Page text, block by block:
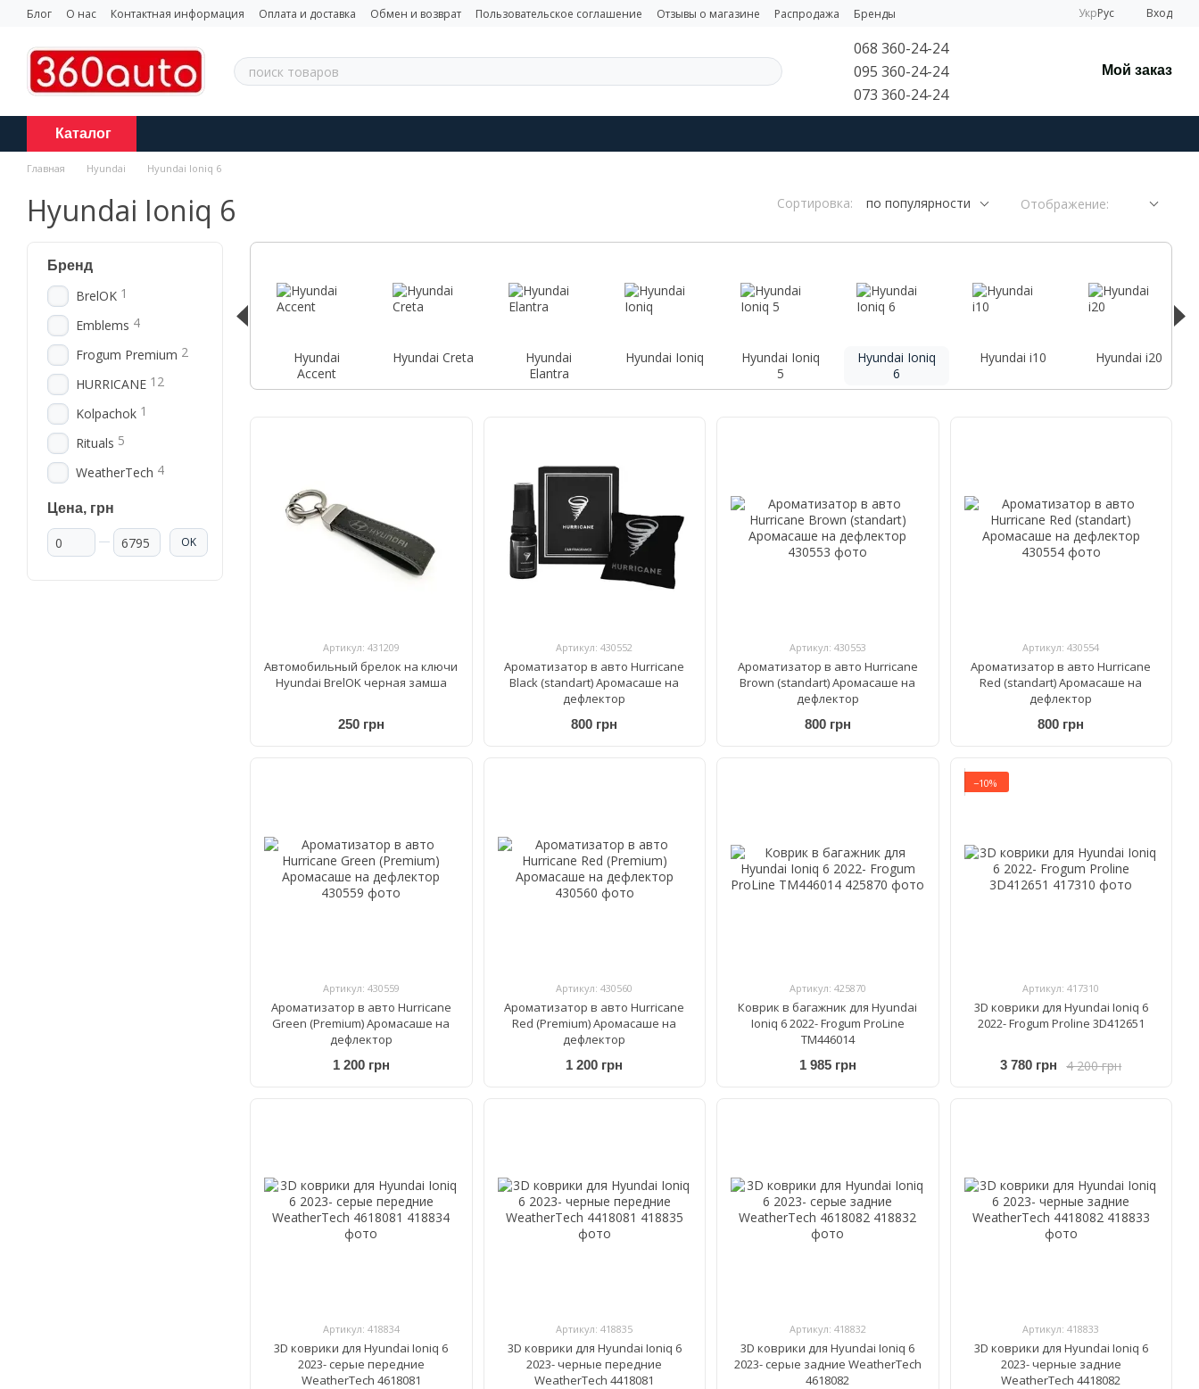
Перейти к основному контенту
Блог О нас Контактная информация Оплата и доставка Обмен и возврат Пользовательское соглашение Отзывы о магазине Распродажа Бренды УкрРус Вход
068 360-24-24
095 360-24-24
073 360-24-24
Мой заказ
Каталог
Главная Hyundai Hyundai Ioniq 6
Hyundai Ioniq 6 Сортировка: по популярности Отображение:
Hyundai
Accent
Hyundai Creta
Hyundai
Elantra
Hyundai Ioniq
Hyundai Ioniq
5
Hyundai Ioniq
6
Hyundai i10 Hyundai i20
Артикул: 431209
Автомобильный брелок на ключи
Hyundai BrelOK черная замша
250 грн
Артикул: 430552
Ароматизатор в авто Hurricane
Black (standart) Аромасаше на
дефлектор
800 грн
Артикул: 430553
Ароматизатор в авто Hurricane
Brown (standart) Аромасаше на
дефлектор
800 грн
Артикул: 430554
Ароматизатор в авто Hurricane
Red (standart) Аромасаше на
дефлектор
800 грн
Артикул: 430559
Ароматизатор в авто Hurricane
Green (Premium) Аромасаше на
дефлектор
1 200 грн
Артикул: 430560
Ароматизатор в авто Hurricane
Red (Premium) Аромасаше на
дефлектор
1 200 грн
Артикул: 425870
Коврик в багажник для Hyundai
Ioniq 6 2022- Frogum ProLine
TM446014
1 985 грн
−10%
Артикул: 417310
3D коврики для Hyundai Ioniq 6
2022- Frogum Proline 3D412651
4 200 грн
3 780 грн
Артикул: 418834
3D коврики для Hyundai Ioniq 6
2023- серые передние
WeatherTech 4618081
Артикул: 418835
3D коврики для Hyundai Ioniq 6
2023- черные передние
WeatherTech 4418081
Артикул: 418832
3D коврики для Hyundai Ioniq 6
2023- серые задние WeatherTech
4618082
Артикул: 418833
3D коврики для Hyundai Ioniq 6
2023- черные задние
WeatherTech 4418082
Бренд
BrelOK 1
Emblems 4
Frogum Premium 2
HURRICANE 12
Kolpachok 1
Rituals 5
WeatherTech 4
Цена, грн
От Цена, грн
До Цена, грн OK